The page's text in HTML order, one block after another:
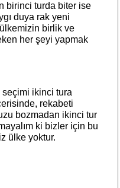
turda biter ise
duya rak yeni
birlik ve
her şeyi yapmak
ikinci tura
rekabeti
bozmadan ikinci tur
ki bizler için bu
ülke yoktur.